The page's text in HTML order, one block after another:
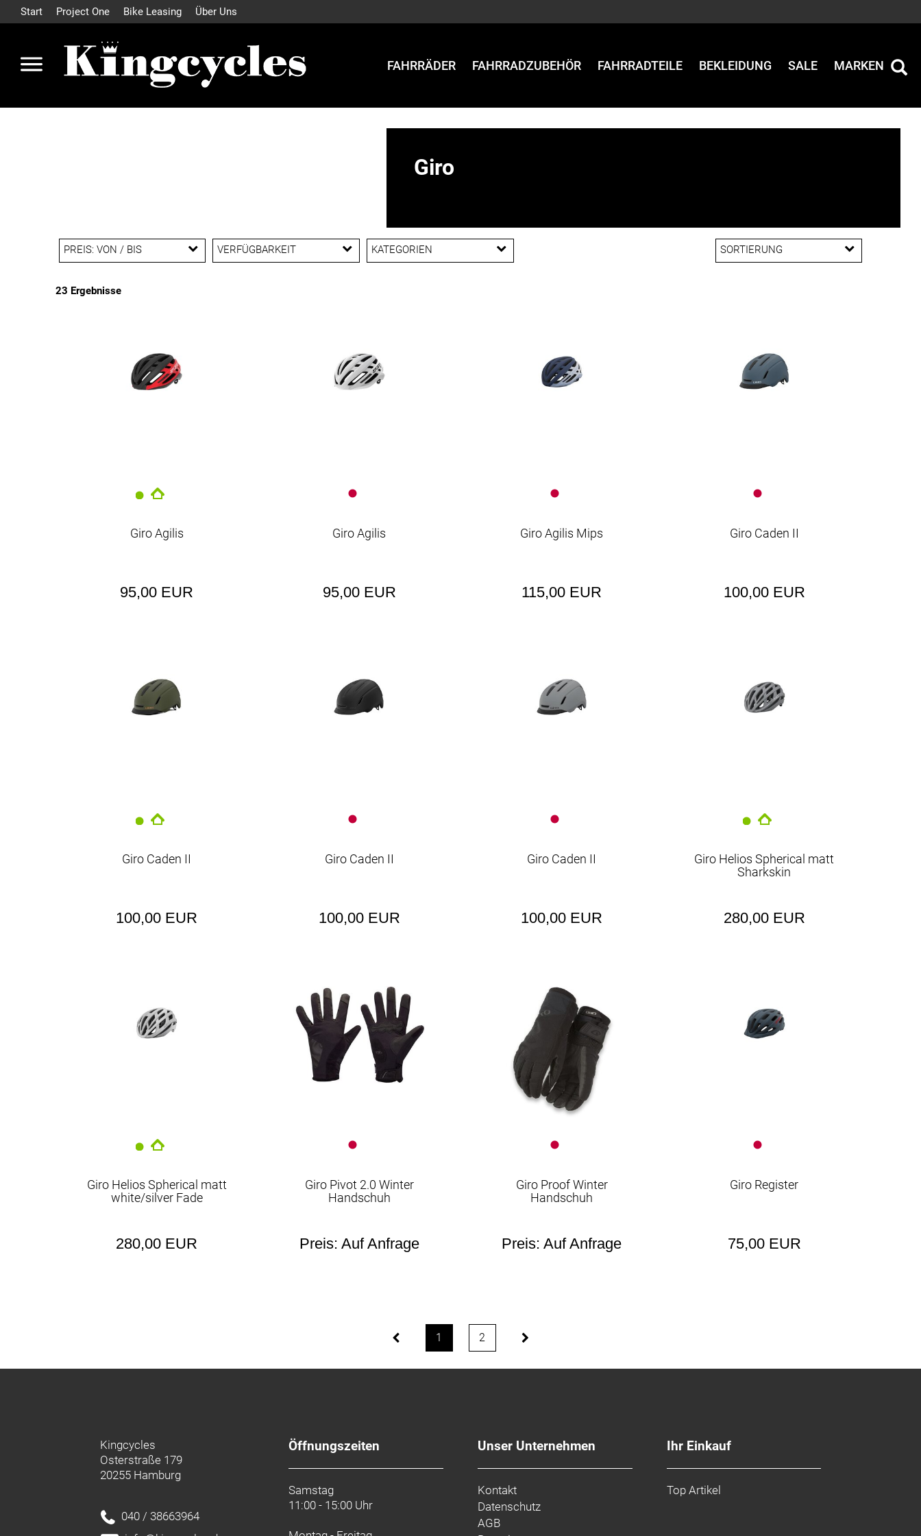
Start Project One Bike Leasing Über Uns
FAHRRÄDER FAHRRADZUBEHÖR FAHRRADTEILE BEKLEIDUNG SALE MARKEN
Giro
SORTIERUNG
PREIS: VON / BIS VERFÜGBARKEIT KATEGORIEN
23 Ergebnisse
Giro Agilis
95,00 EUR
Giro Agilis
95,00 EUR
Giro Agilis Mips
115,00 EUR
Giro Caden II
100,00 EUR
Giro Caden II
100,00 EUR
Giro Caden II
100,00 EUR
Giro Caden II
100,00 EUR
Giro Helios Spherical matt
Sharkskin
280,00 EUR
Giro Helios Spherical matt
white/silver Fade
280,00 EUR
Giro Pivot 2.0 Winter
Handschuh
Preis: Auf Anfrage
Giro Proof Winter
Handschuh
Preis: Auf Anfrage
Giro Register
75,00 EUR
1 2
Kingcycles
Osterstraße 179
20255 Hamburg
040 / 38663964
Öffnungszeiten
Samstag
11:00 - 15:00 Uhr
Unser Unternehmen
Kontakt
Datenschutz
AGB
Ihr Einkauf
Top Artikel